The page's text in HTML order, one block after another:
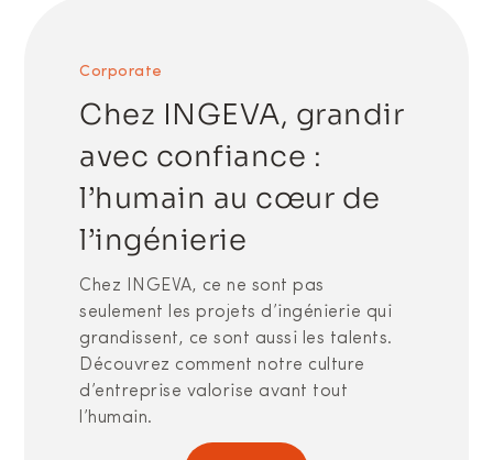
Corporate
Chez INGEVA, grandir
avec confiance :
l’humain au cœur de
l’ingénierie
Chez INGEVA, ce ne sont pas
seulement les projets d’ingénierie qui
grandissent, ce sont aussi les talents.
Découvrez comment notre culture
d’entreprise valorise avant tout
l’humain.